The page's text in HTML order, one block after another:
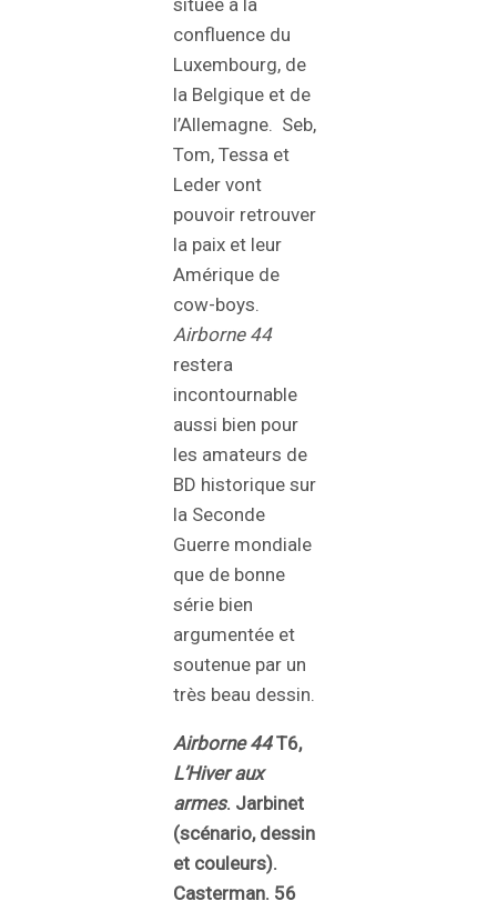
située à la
confluence du
Luxembourg, de
la Belgique et de
l’Allemagne. Seb,
Tom, Tessa et
Leder vont
pouvoir retrouver
la paix et leur
Amérique de
cow-boys.
Airborne 44
restera
incontournable
aussi bien pour
les amateurs de
BD historique sur
la Seconde
Guerre mondiale
que de bonne
série bien
argumentée et
soutenue par un
très beau dessin.
Airborne 44T6,
L’Hiver aux
armes. Jarbinet
(scénario, dessin
et couleurs).
Casterman. 56